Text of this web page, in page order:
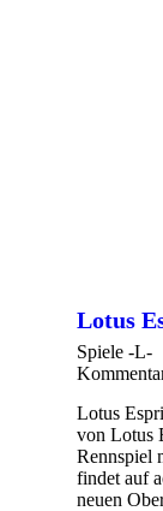
Lotus
Spiele -L-
Lotus
von Lotus
Rennspiel
findet auf
neuen